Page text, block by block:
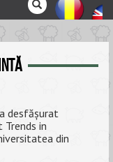
desfășurat
Trends in
din